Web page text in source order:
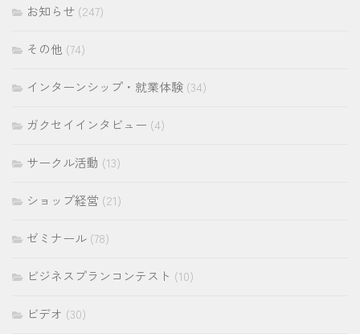
お知らせ (247)
その他 (74)
インターンシップ・就業体験 (34)
ガクセイインタビュー (4)
サークル活動 (13)
ショップ経営 (21)
ゼミナール (78)
ビジネスプランコンテスト (10)
ビデオ (30)